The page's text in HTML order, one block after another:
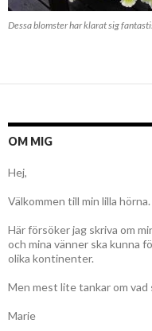
Dessa blomster har klarat sig
OM MIG
Hej,
Välkommen till min lilla hörna.
Här försöker jag skriva om
och mina vänner ska kunna
olika kontinenter.
Men mest lite tankar om vad
Marie